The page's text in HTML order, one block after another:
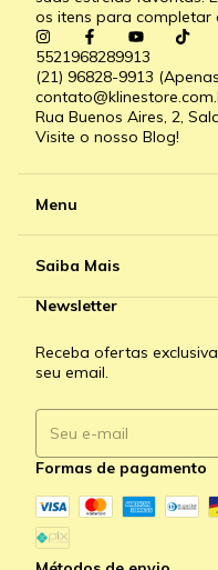
os itens para completar
5521968289913
(21) 96828-9913
Rua Buenos Aires, 2,
Visite o nosso Blog!
Menu
Saiba Mais
Newsletter
Receba ofertas
seu email.
Formas de pagamento